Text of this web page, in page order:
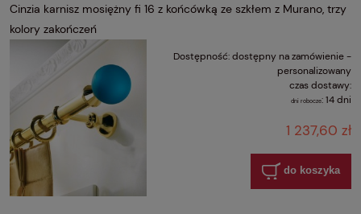
Cinzia karnisz mosiężny fi 16 z końcówką ze szkłem z Murano, trzy
kolory zakończeń
Dostępność:dostępny na zamówienie -
personalizowany
czas dostawy:
dni robocze:14 dni
1 237,60 zł
do koszyka